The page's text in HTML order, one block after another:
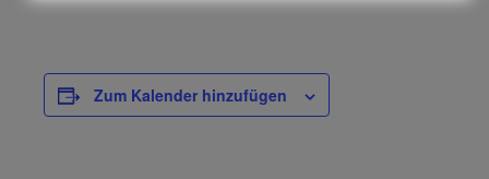
Zum Kalender hinzufügen